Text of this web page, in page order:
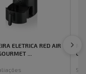
ELETRICA RED AIR
...